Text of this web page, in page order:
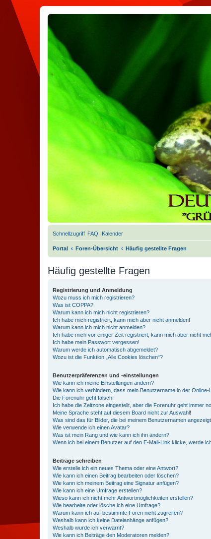
Schnellzugriff FAQ Kalender
Portal Foren-Übersicht Häufig gestellte Fragen
Häufig gestellte Fragen
Registrierung und Anmeldung
Wozu muss ich mich registrieren?
Was ist COPPA?
Warum kann ich mich nicht registrieren?
Ich habe mich registriert, kann mich aber nicht anmelden!
Warum kann ich mich nicht anmelden?
Ich habe mich vor einiger Zeit registriert, kann mich aber nicht
Ich habe mein Passwort vergessen!
Warum werde ich automatisch abgemeldet?
Wozu ist die Funktion „Alle Cookies löschen“?
Benutzerpräferenzen und -einstellungen
Wie kann ich meine Einstellungen ändern?
Wie kann ich verhindern, dass mein Benutzername in der Online-
Die Forenuhr geht falsch!
Ich habe die Zeitzone eingestellt, aber die Forenuhr geht immer
Meine Sprache steht auf diesem Board nicht zur Auswahl!
Was sind das für Bilder, die bei meinem Benutzernamen
Wie verwende ich einen Avatar?
Was ist mein Rang und wie kann ich ihn ändern?
Wenn ich bei einem Benutzer auf den E-Mail-Link klicke, werde
Beiträge schreiben
Wie erstelle ich ein neues Thema oder eine Antwort?
Wie kann ich einen Beitrag bearbeiten oder löschen?
Wie kann ich meinem Beitrag eine Signatur anfügen?
Wie kann ich eine Umfrage erstellen?
Wieso kann ich nicht mehr Antwortmöglichkeiten erstellen?
Wie bearbeite oder lösche ich eine Umfrage?
Warum kann ich auf bestimmte Foren nicht zugreifen?
Weshalb kann ich keine Dateianhänge anfügen?
Weshalb wurde ich verwarnt?
Wie kann ich Beiträge den Moderatoren melden?